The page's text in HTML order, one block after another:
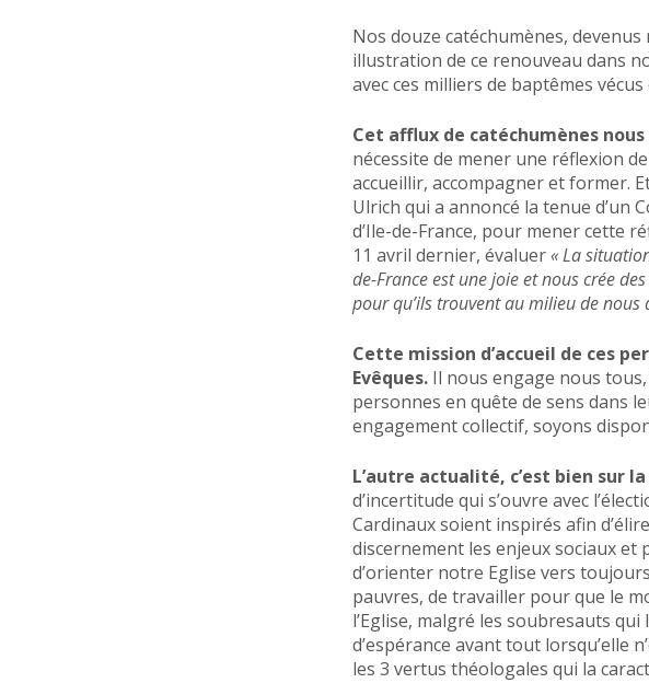
Nos douze catéchumènes,
illustration de ce renouveau dans
avec ces milliers de baptêmes
Cet afflux de catéchumènes
nécessite de mener une réflexion
accueillir, accompagner et former.
Ulrich qui a annoncé la tenue d’un
d’Ile-de-France, pour mener cette
11 avril dernier, évaluer« La
de-France est une joie et nous crée
pour qu’ils trouvent au milieu de
Cette mission d’accueil de ces
Evêques. Il nous engage nous
personnes en quête de sens dans
engagement collectif, soyons
L’autre actualité, c’est bien sur
d’incertitude qui s’ouvre avec
Cardinaux soient inspirés afin
discernement les enjeux sociaux et
d’orienter notre Eglise vers
pauvres, de travailler pour que le
l’Eglise, malgré les soubresauts
d’espérance avant tout lorsqu’elle
les 3 vertus théologales qui la